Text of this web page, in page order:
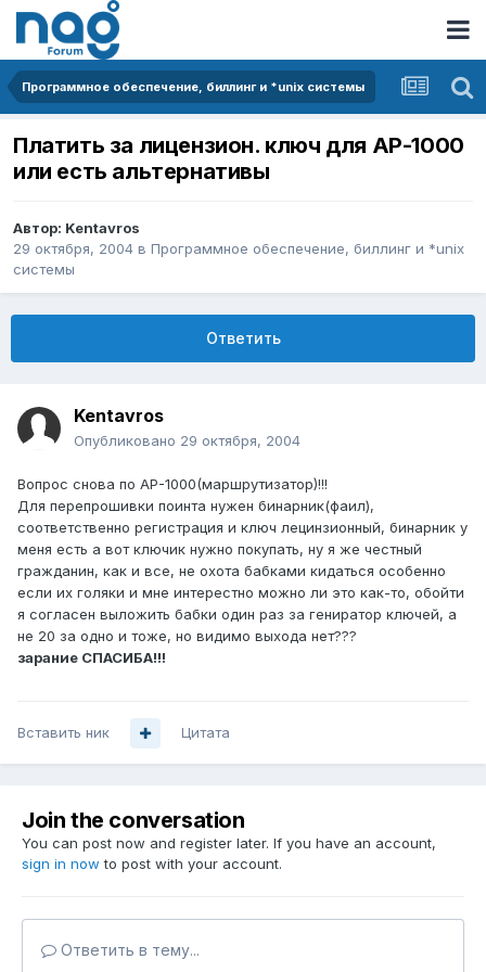
Программное обеспечение, биллинг и *unix системы
Платить за лицензион. ключ для АР-1000
или есть альтернативы
Автор: Kentavros
29 октября, 2004 в Программное обеспечение, биллинг и *unix
системы
Ответить
Kentavros
Опубликовано 29 октября, 2004
Вопрос снова по АР-1000(маршрутизатор)!!!
Для перепрошивки поинта нужен бинарник(фаил),
соответственно регистрация и ключ лецинзионный, бинарник у
меня есть а вот ключик нужно покупать, ну я же честный
гражданин, как и все, не охота бабками кидаться особенно
если их голяки и мне интерестно можно ли это как-то, обойти
я согласен выложить бабки один раз за гениратор ключей, а
не 20 за одно и тоже, но видимо выхода нет???
зарание СПАСИБА!!!
Вставить ник Цитата
Join the conversation
You can post now and register later. If you have an account,
sign in now to post with your account.
Ответить в тему...